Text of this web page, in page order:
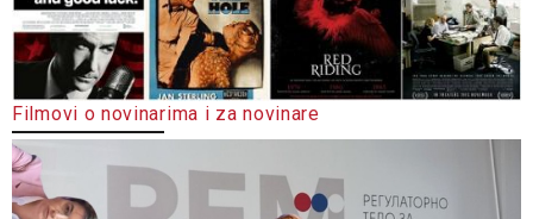
Filmovi o novinarima i za novinare